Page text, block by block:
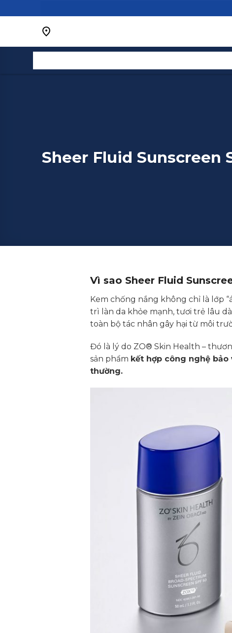
qua
Sheer Fluid Sunscreen
Vì sao Sheer Fluid
Kem chống nắng không chỉ là lớp
trì làn da khỏe mạnh, tươi trẻ lâu
toàn bộ tác nhân gây hại từ môi
Đó là lý do ZO® Skin Health –
sản phẩm kết hợp công nghệ
thường.